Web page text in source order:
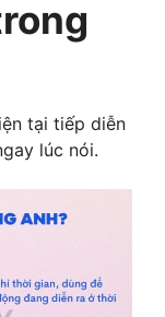
tại tiếp diễn
lúc nói.